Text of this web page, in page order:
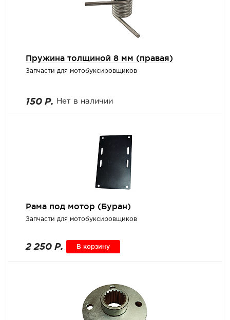
Пружина толщиной 8 мм (правая)
Запчасти для мотобуксировщиков
150 Р. Нет в наличии
Рама под мотор (Буран)
Запчасти для мотобуксировщиков
2 250 Р. В корзину